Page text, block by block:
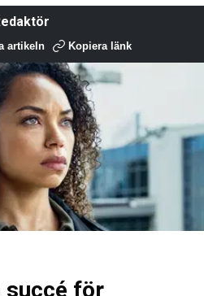
artikeln Kopiera länk
för